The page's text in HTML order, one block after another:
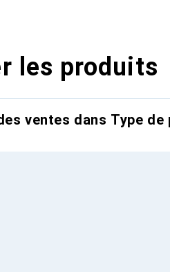
les produits
ventes dans Type